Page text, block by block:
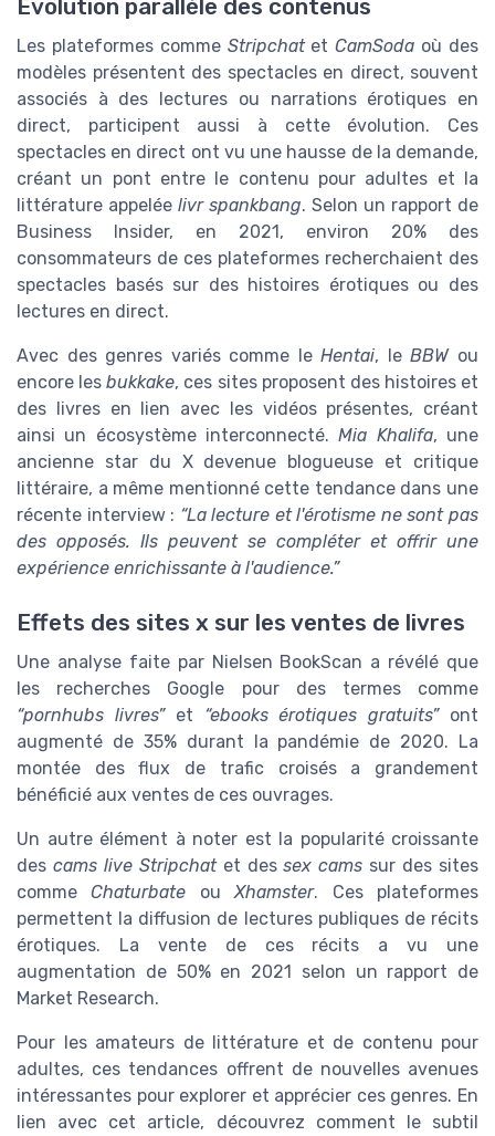
Évolution parallèle des contenus
Les plateformes comme StripchatetCamSoda où des
modèles présentent des spectacles en direct, souvent
associés à des lectures ou narrations érotiques en
direct, participent aussi à cette évolution. Ces
spectacles en direct ont vu une hausse de la demande,
créant un pont entre le contenu pour adultes et la
littérature appelée livr spankbang. Selon un rapport de
Business Insider, en 2021, environ 20% des
consommateurs de ces plateformes recherchaient des
spectacles basés sur des histoires érotiques ou des
lectures en direct.
Avec des genres variés comme leHentai, leBBWou
encore lesbukkake, ces sites proposent des histoires et
des livres en lien avec les vidéos présentes, créant
ainsi un écosystème interconnecté.Mia Khalifa, une
ancienne star du X devenue blogueuse et critique
littéraire, a même mentionné cette tendance dans une
récente interview : “La lecture et l'érotisme ne sont pas
des opposés. Ils peuvent se compléter et offrir une
expérience enrichissante à l'audience.”
Effets des sites x sur les ventes de livres
Une analyse faite par Nielsen BookScan a révélé que
les recherches Google pour des termes comme
“pornhubs livres”et “ebooks érotiques gratuits”ont
augmenté de 35% durant la pandémie de 2020. La
montée des flux de trafic croisés a grandement
bénéficié aux ventes de ces ouvrages.
Un autre élément à noter est la popularité croissante
des cams live Stripchatet dessex cams sur des sites
commeChaturbate ouXhamster. Ces plateformes
permettent la diffusion de lectures publiques de récits
érotiques. La vente de ces récits a vu une
augmentation de 50% en 2021 selon un rapport de
Market Research.
Pour les amateurs de littérature et de contenu pour
adultes, ces tendances offrent de nouvelles avenues
intéressantes pour explorer et apprécier ces genres. En
lien avec cet article, découvrez comment le subtil